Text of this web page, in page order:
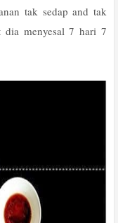
tak sedap and tak
dia menyesal 7 hari 7